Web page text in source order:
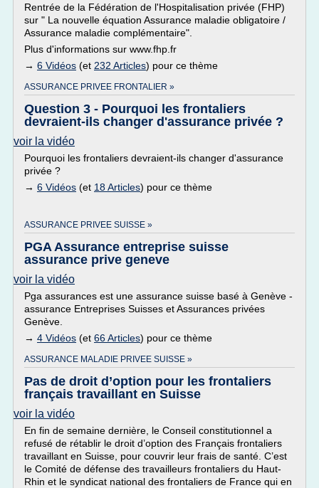
Rentrée de la Fédération de l'Hospitalisation privée (FHP)
sur " La nouvelle équation Assurance maladie obligatoire /
Assurance maladie complémentaire".
Plus d'informations sur www.fhp.fr
→ 6 Vidéos (et 232 Articles) pour ce thème
ASSURANCE PRIVEE FRONTALIER »
Question 3 - Pourquoi les frontaliers
devraient-ils changer d'assurance privée ?
voir la vidéo
Pourquoi les frontaliers devraient-ils changer d'assurance
privée ?
→ 6 Vidéos (et 18 Articles) pour ce thème
ASSURANCE PRIVEE SUISSE »
PGA Assurance entreprise suisse
assurance prive geneve
voir la vidéo
Pga assurances est une assurance suisse basé à Genève -
assurance Entreprises Suisses et Assurances privées
Genève.
→ 4 Vidéos (et 66 Articles) pour ce thème
ASSURANCE MALADIE PRIVEE SUISSE »
Pas de droit d’option pour les frontaliers
français travaillant en Suisse
voir la vidéo
En fin de semaine dernière, le Conseil constitutionnel a
refusé de rétablir le droit d’option des Français frontaliers
travaillant en Suisse, pour couvrir leur frais de santé. C’est
le Comité de défense des travailleurs frontaliers du Haut-
Rhin et le syndicat national des frontaliers de France qui en